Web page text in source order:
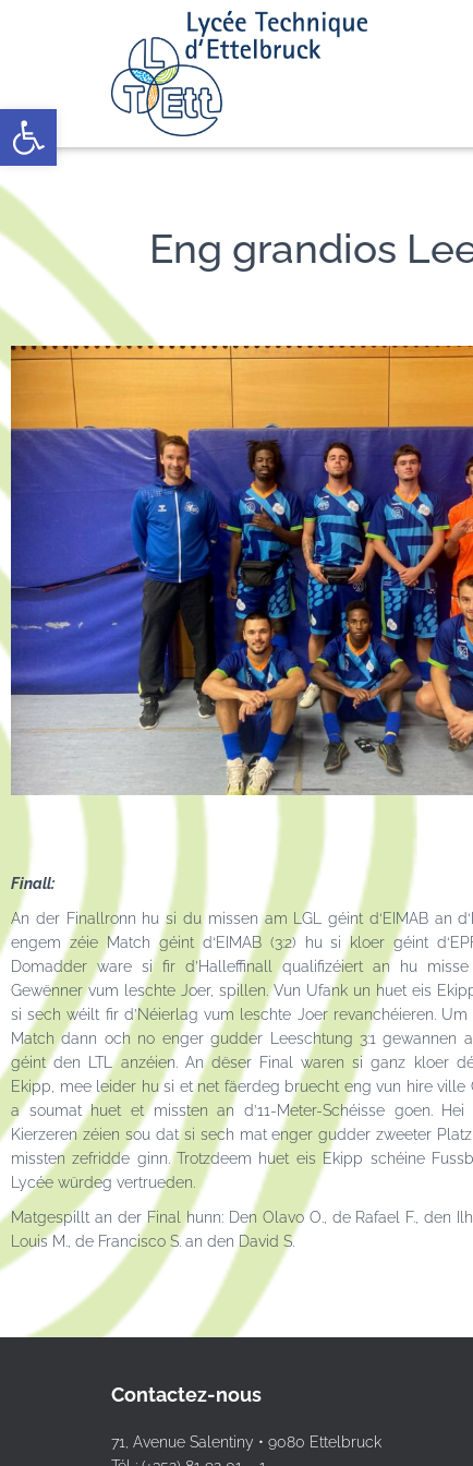
Open toolbar
Eng grandios
Finall:
An der Finallronn hu si du missen am LGL géint d‘EIMAB an
engem zéie Match géint d‘EIMAB (3:2) hu si kloer géint
Domadder ware si fir d’Halleffinall qualifizéiert an hu
Gewënner vum leschte Joer, spillen. Vun Ufank un huet eis
si sech wéilt fir d’Néierlag vum leschte Joer revanchéieren.
Match dann och no enger gudder Leeschtung 3:1 gewannen
géint den LTL anzéien. An dëser Final waren si ganz kloer
Ekipp, mee leider hu si et net fäerdeg bruecht eng vun hire ville
a soumat huet et missten an d’11-Meter-Schéisse goen.
Kierzeren zéien sou dat si sech mat enger gudder zweeter
missten zefridde ginn. Trotzdeem huet eis Ekipp schéine
Lycée würdeg vertrueden.
Matgespillt an der Final hunn: Den Olavo O., de Rafael F., den
Louis M., de Francisco S. an den David S.
Contactez-nous
71, Avenue Salentiny • 9080 Ettelbruck